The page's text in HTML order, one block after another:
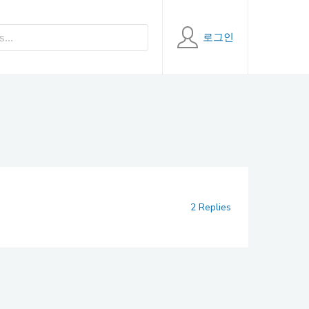
로그인
2 Replies